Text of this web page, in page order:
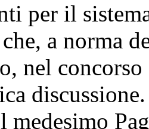
per il
a norma
nel
medesimo